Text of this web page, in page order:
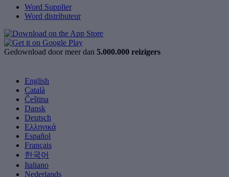
Word Supplier
Word distributeur
Gedownload door meer dan 5.000.000 reizigers
English
Català
Čeština
Dansk
Deutsch
Ελληνικά
Español
Français
한국어
Italiano
Nederlands